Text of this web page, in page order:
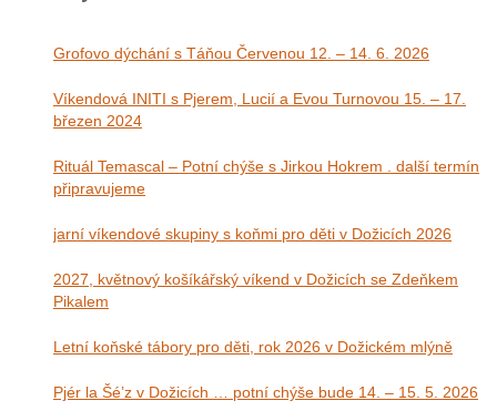
Grofovo dýchání s Táňou Červenou 12. – 14. 6. 2026
Víkendová INITI s Pjerem, Lucií a Evou Turnovou 15. – 17.
březen 2024
Rituál Temascal – Potní chýše s Jirkou Hokrem . další termín
připravujeme
jarní víkendové skupiny s koňmi pro děti v Dožicích 2026
2027, květnový košíkářský víkend v Dožicích se Zdeňkem
Pikalem
Letní koňské tábory pro děti, rok 2026 v Dožickém mlýně
Pjér la Šé’z v Dožicích … potní chýše bude 14. – 15. 5. 2026